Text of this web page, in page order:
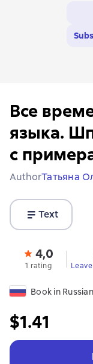
Все
языка.
с
AuthorТатьяна
Text
4,0
1 rating
Book in Russian
$1.41